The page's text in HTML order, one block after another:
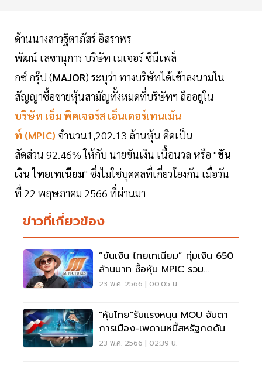
ด้านนางสาวฐิตาภัสร์ อิสราพร
พัฒน์ เลขานุการ บริษัท เมเจอร์ ซีนีเพล็
กซ์ กรุ๊ป (MAJOR) ระบุว่า ทางบริษัทได้เข้าลงนามใน
สัญญาซื้อขายหุ้นสามัญทั้งหมดที่บริษัทฯ ถืออยู่ใน
บริษัท เอ็ม พิคเจอร์ส เอ็นเตอร์เทนเม้น
ท์ (MPIC) จำนวน1,202.13 ล้านหุ้น คิดเป็น
สัดส่วน 92.46% ให้กับ นายขันเงิน เนื้อนวล หรือ "ขัน
เงิน ไทยเทเนียม" ซึ่งไม่ใช่บุคคลที่เกี่ยวโยงกัน เมื่อวัน
ที่ 22 พฤษภาคม 2566 ที่ผ่านมา
ข่าวที่เกี่ยวข้อง
“ขันเงิน ไทยเทเนียม” ทุ่มเงิน 650
ล้านบาท ซื้อหุ้น MPIC รวม
92.46%
23 พ.ค. 2566 | 00:05 น.
"หุ้นไทย"รับแรงหนุน MOU จับตา
การเมือง-เพดานหนี้สหรัฐกดดัน
23 พ.ค. 2566 | 02:39 น.